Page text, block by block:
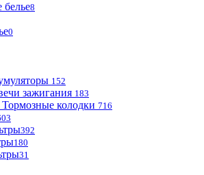
белье8
0
152
зажигания 183
Тормозные колодки 716
392
180
31